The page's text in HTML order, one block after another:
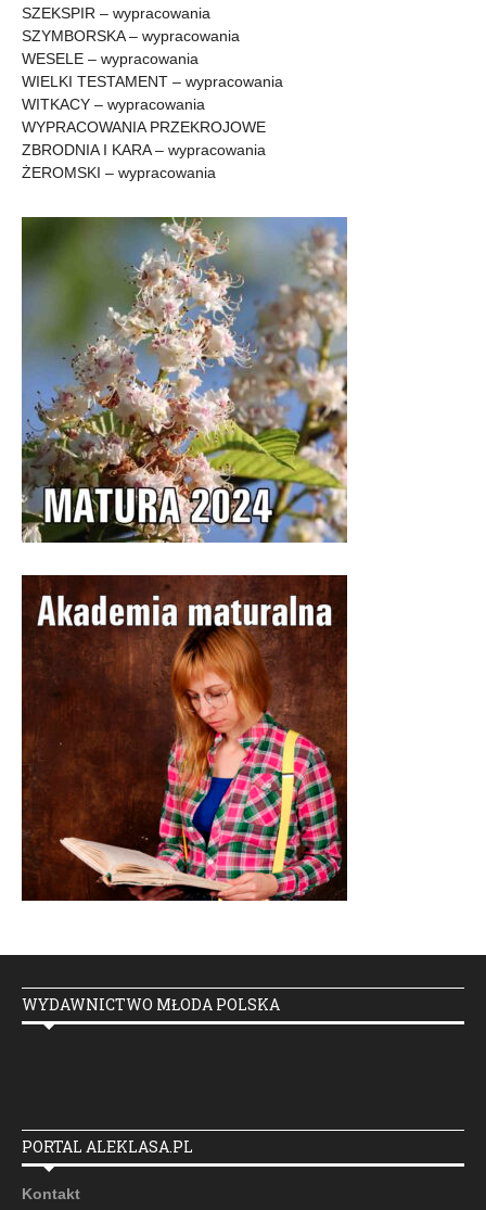
SZEKSPIR – wypracowania
SZYMBORSKA – wypracowania
WESELE – wypracowania
WIELKI TESTAMENT – wypracowania
WITKACY – wypracowania
WYPRACOWANIA PRZEKROJOWE
ZBRODNIA I KARA – wypracowania
ŻEROMSKI – wypracowania
WYDAWNICTWO MŁODA POLSKA
PORTAL ALEKLASA.PL
Kontakt